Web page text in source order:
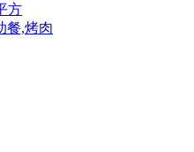
方
餐,烤肉